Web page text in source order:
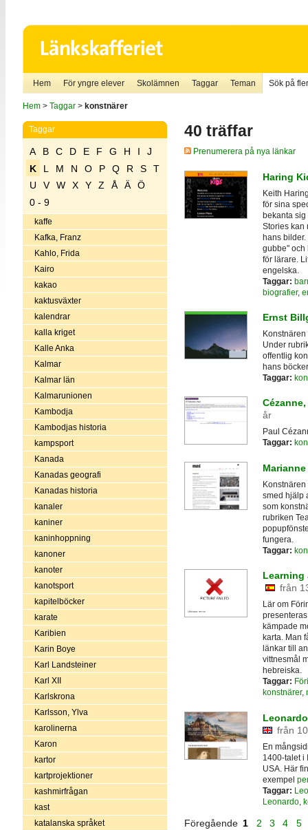
Hem För yngre elever Skolämnen Taggar Teman Sök på
Hem> Taggar> konstnärer
Taggar
A B C D E F G H I
J
K
L M N O P Q R S
T
U
V W X Y Z Å Ä
Ö
0 - 9
kaffe
Kafka, Franz
Kahlo, Frida
Kairo
kakao
kaktusväxter
kalendrar
kalla kriget
Kalle Anka
Kalmar
Kalmar län
Kalmarunionen
Kambodja
Kambodjas historia
kampsport
Kanada
Kanadas geografi
Kanadas historia
kanaler
kaniner
kaninhoppning
kanoner
kanoter
kanotsport
kapitelböcker
karate
Karibien
Karin Boye
Karl Landsteiner
Karl XII
Karlskrona
Karlsson, Ylva
karolinerna
Karon
kartor
kartprojektioner
kashmirfrågan
kast
katalanska språket
40 träffar
Prenumerera på nya länkar
Haring
Keith
för sina
bekanta sig
Stories kan
hans
gubbe" och
för lärare.
engelska.
Taggar:
biografier,
Ernst
Under
offentlig
hans
Taggar:
år
Paul
Taggar:
smed hjälp
som
rubriken
fungera.
Taggar:
Learning
från
Lär om
kämpade
karta. Man
länkar till
vittnesmål
hebreiska.
Taggar:
konstnärer,
från
En
1400-talet i
USA. Här
exempel
Taggar:
Leonardo,
Föregående 1 2 3 4 5